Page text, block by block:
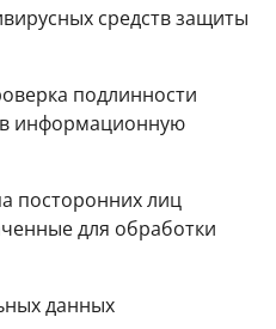
средств защиты
подлинности
в информационную
посторонних лиц
для обработки
данных